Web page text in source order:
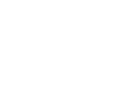
«Cualquier mujer
testigo de una
que también